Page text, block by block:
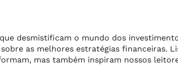
desmistificam o mundo dos
as melhores estratégias financeiras.
mas também inspiram nossos